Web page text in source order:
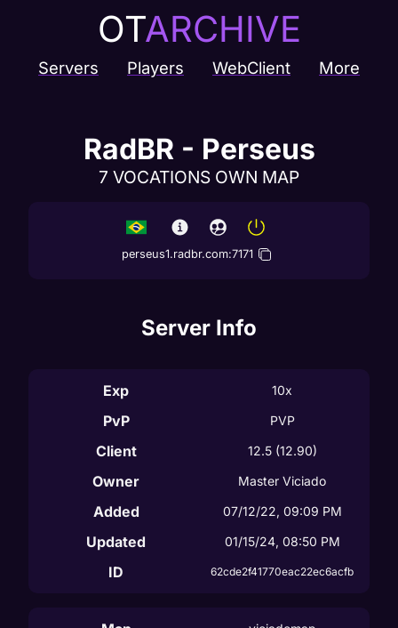
OTARCHIVE
Servers Players WebClient More
RadBR - Perseus
7 VOCATIONS OWN MAP
perseus1.radbr.com:7171
Server Info
Exp 10x
PvP PVP
Client 12.5 (12.90)
Owner Master Viciado
Added 07/12/22, 09:09 PM
Updated 01/15/24, 08:50 PM
ID 62cde2f41770eac22ec6acfb